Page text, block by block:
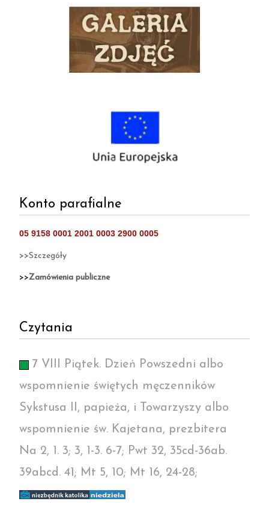
Konto parafialne
05 9158 0001 2001 0003 2900 0005
>>Szczegóły
>>Zamówienia publiczne
Czytania
7 VIII Piątek. Dzień Powszedni albo
wspomnienie świętych męczenników
Sykstusa II, papieża, i Towarzyszy albo
wspomnienie św. Kajetana, prezbitera
Na 2, 1. 3; 3, 1-3. 6-7; Pwt 32, 35cd-36ab.
39abcd. 41; Mt 5, 10; Mt 16, 24-28;